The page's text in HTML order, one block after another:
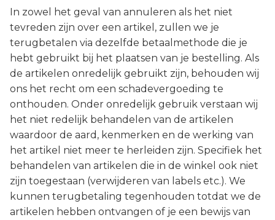
In zowel het geval van annuleren als het niet
tevreden zijn over een artikel, zullen we je
terugbetalen via dezelfde betaalmethode die je
hebt gebruikt bij het plaatsen van je bestelling. Als
de artikelen onredelijk gebruikt zijn, behouden wij
ons het recht om een schadevergoeding te
onthouden. Onder onredelijk gebruik verstaan wij
het niet redelijk behandelen van de artikelen
waardoor de aard, kenmerken en de werking van
het artikel niet meer te herleiden zijn. Specifiek het
behandelen van artikelen die in de winkel ook niet
zijn toegestaan (verwijderen van labels etc.). We
kunnen terugbetaling tegenhouden totdat we de
artikelen hebben ontvangen of je een bewijs van